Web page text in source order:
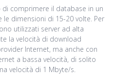
di comprimere il database in un
le dimensioni di 15-20 volte. Per
utilizzati server ad alta
la velocità di download
Internet, ma anche con
a bassa velocità, di solito
velocità di 1 Mbyte/s.